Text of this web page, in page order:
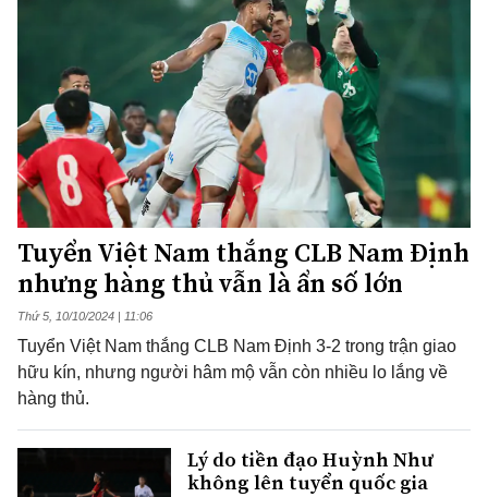
Tuyển Việt Nam thắng CLB Nam Định
nhưng hàng thủ vẫn là ẩn số lớn
Thứ 5, 10/10/2024 | 11:06
Tuyển Việt Nam thắng CLB Nam Định 3-2 trong trận giao
hữu kín, nhưng người hâm mộ vẫn còn nhiều lo lắng về
hàng thủ.
Lý do tiền đạo Huỳnh Như
không lên tuyển quốc gia